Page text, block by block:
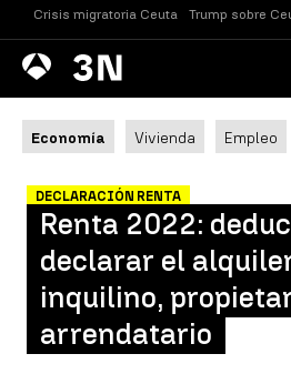
Crisis migratoria Ceuta Trump sobre
Antena
3 Noticias
Economía Vivienda Empleo
DECLARACIÓN RENTA
Renta 2022:
declarar el
inquilino,
arrendatario